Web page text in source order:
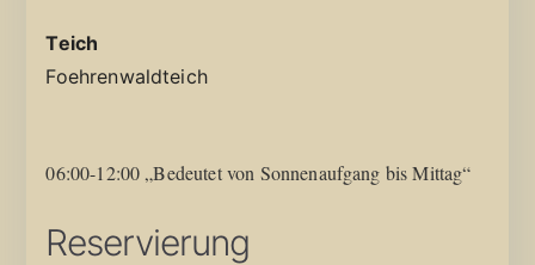
Teich
Foehrenwaldteich
06:00-12:00 „Bedeutet von Sonnenaufgang bis Mittag“
Reservierung